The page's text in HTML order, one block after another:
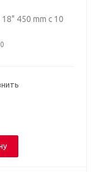
450 mm c 10